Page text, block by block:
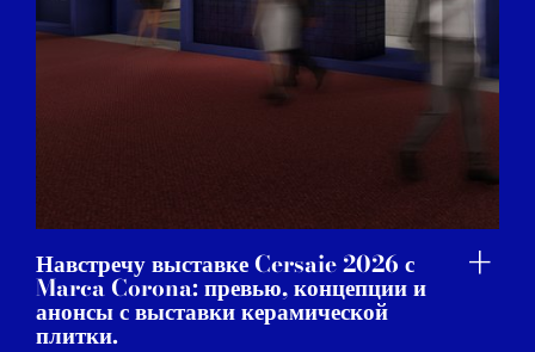
Навстречу выставке Cersaie 2026 с
Marca Corona: превью, концепции и
анонсы с выставки керамической
плитки.